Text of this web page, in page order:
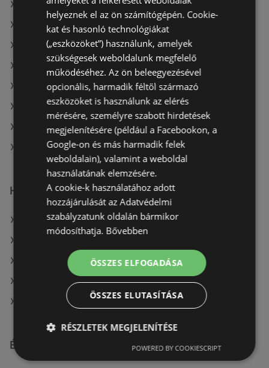
A(z) CBA ajánlatai
A(z) Privát ajánlatai
A(z) Penny-Market Kft. aktuális akciós újságjai
A(z) Príma aktuális akciós újságjai
A(z) Müller HU aktuális akciós újságjai
A(z) AlphaZoo aktuális akciós újságjai
A(z) Family Frost aktuális akciós újságjai
A(z) Spar üzletei itt: Sopron-Fertődi
Hasonló kiskereskedők
A(z) Príma ajánlatai
A(z) Fressnapf-Hungária Kft. ajánlatai
A(z) Coop ajánlatai
A(z) Coop Tisza ajánlatai
Érdeklődésre számot tartó elemek itt:
helyeznek el az ön számítógépén. Cookie-
kat és hasonló technológiákat
(„eszközöket”) használunk, amelyek
szükségesek weboldalunk megfelelő
működéséhez. Az ön beleegyezésével
opcionális, harmadik féltől származó
eszközöket is használunk az elérés
mérésére, személyre szabott hirdetések
megjelenítésére (például a Facebookon, a
Google-on és más harmadik felek
weboldalain), valamint a weboldal
használatának elemzésére.
A cookie-k használatához adott
hozzájárulását az Adatvédelmi
szabályzatunk oldalán bármikor
módosíthatja. Bővebben
ÖSSZES ELFOGADÁSA
ÖSSZES ELUTASÍTÁSA
RÉSZLETEK MEGJELENÍTÉSE
POWERED BY COOKIESCRIPT